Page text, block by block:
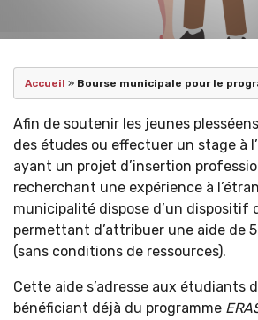
Accueil » Bourse municipale pour le
Afin de soutenir les jeunes
des études ou effectuer un stage à
ayant un projet d’insertion
recherchant une expérience à
municipalité dispose d’un dispositif
permettant d’attribuer une aide de
(sans conditions de ressources).
Cette aide s’adresse aux étudiants
bénéficiant déjà du programme